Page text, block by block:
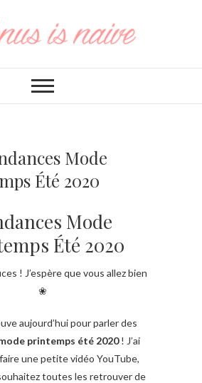
Mode
Été 2020
Mode
Été 2020
! J’espère que vous allez bien
❀
aujourd’hui pour parler des
printemps été 2020! J’ai
une petite vidéo YouTube,
toutes les retrouver de